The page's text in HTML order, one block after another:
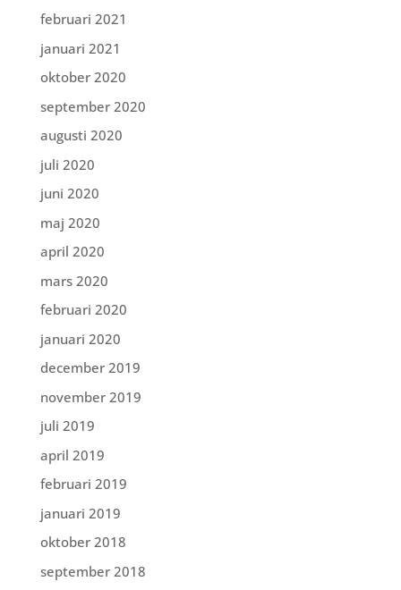
februari 2021
januari 2021
oktober 2020
september 2020
augusti 2020
juli 2020
juni 2020
maj 2020
april 2020
mars 2020
februari 2020
januari 2020
december 2019
november 2019
juli 2019
april 2019
februari 2019
januari 2019
oktober 2018
september 2018